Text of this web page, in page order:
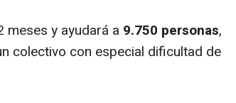
meses y ayudará a 9.750 personas,
colectivo con especial dificultad de